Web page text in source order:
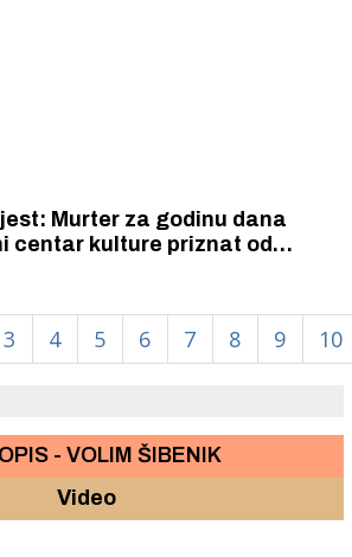
Murter za godinu dana
centar kulture priznat od
3 4 5 6 7 8 9 10
- VOLIM ŠIBENIK
Video